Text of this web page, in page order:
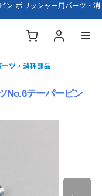
ン-ポリッシャー用パーツ・消
ツ・消耗部品
No.6テーパーピン